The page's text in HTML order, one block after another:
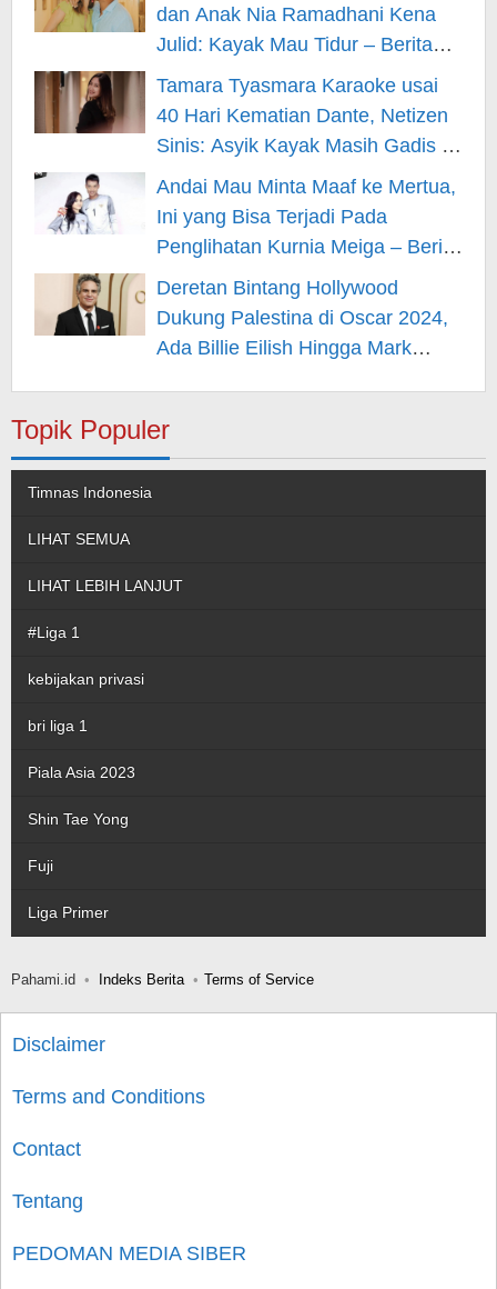
dan Anak Nia Ramadhani Kena
Julid: Kayak Mau Tidur – Berita
Hiburan
Tamara Tyasmara Karaoke usai
40 Hari Kematian Dante, Netizen
Sinis: Asyik Kayak Masih Gadis –
Berita Hiburan
Andai Mau Minta Maaf ke Mertua,
Ini yang Bisa Terjadi Pada
Penglihatan Kurnia Meiga – Berita
Hiburan
Deretan Bintang Hollywood
Dukung Palestina di Oscar 2024,
Ada Billie Eilish Hingga Mark
Topik Populer
Timnas Indonesia
LIHAT SEMUA
LIHAT LEBIH LANJUT
#Liga 1
kebijakan privasi
bri liga 1
Piala Asia 2023
Shin Tae Yong
Fuji
Liga Primer
Pahami.id Indeks Berita Terms of Service
Disclaimer
Terms and Conditions
Contact
Tentang
PEDOMAN MEDIA SIBER